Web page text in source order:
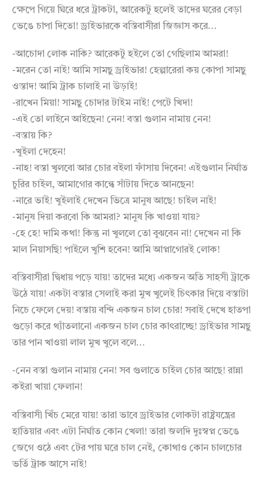
ক্ষেপে গিয়ে ঘিরে ধরে ট্রাকটা, আরেকটু হলেই তাদের ঘরের বেড়া
ভেঙে চাপা দিতো! ড্রাইভারকে বস্তিবাসীরা জিজ্ঞাস করে…
-আচোদা লোক নাকি? আরেকটু হইলে তো গেছিলাম আমরা!
-মরেন তো নাই! আমি সামছু ড্রাইভার! হেল্পারেরা কয় কোপা সামছু
ওস্তাদ! আমি ট্রাক চালাই না উড়াই!
-রাখেন মিয়া! সামছু চোদার টাইম নাই! পেটে খিদা!
-এই তো লাইনে আইছেন! নেন! বস্তা গুলান নামায় নেন!
-বস্তায় কি?
-খুইলা দেহেন!
-নাহ! বস্তা খুলবো আর চোর বইলা ফাঁসায় দিবেন! এইগুলান নির্ঘাত
চুরির চাইল, আমাগোর কান্ধে সাঁটায় দিতে আনছেন!
-নারে ভাই! খুইলাই দেখেন ভিত্রে মানুষ আছে! চাইল নাই!
-মানুষ দিয়া করবো কি আমরা? মানুষ কি খাওয়া যায়?
-হে হে! দামি কথা! কিন্তু না খুললে তো বুঝবেন না! দেখেন না কি
মাল নিয়াসছি! পাইলে খুশি হবেন! আমি আপ্নাগোরই লোক!
বস্তিবাসীরা দ্বিধায় পড়ে যায়! তাদের মধ্যে একজন অতি সাহসী ট্রাকে
উঠে যায়! একটা বস্তার সেলাই করা মুখ খুলেই চিৎকার দিয়ে বস্তাটা
নিচে ফেলে দেয়! বস্তায় বন্দি একজন চাল চোর! সবাই দেখে হাতপা
গুড়ো করে থ্যাঁতলানো একজন চাল চোর কাৎরাচ্ছে! ড্রাইভার সামছু
তার পান খাওয়া লাল মুখ খুলে বলে…
-নেন বস্তা গুলান নামায় নেন! সব গুলাতে চাইল চোর আছে! রান্না
কইরা খায়া ফেলান!
বস্তিবাসী খিঁচ মেরে যায়! তারা ভাবে ড্রাইভার লোকটা রাষ্ট্রযন্ত্রের
হাতিয়ার এবং এটা নির্ঘাত কোন খেলা! তারা জলদি দুঃস্বপ্ন ভেঙে
জেগে ওঠে এবং টের পায় ঘরে চাল নেই, কোথাও কোন চালচোর
ভর্তি ট্রাক আসে নাই!